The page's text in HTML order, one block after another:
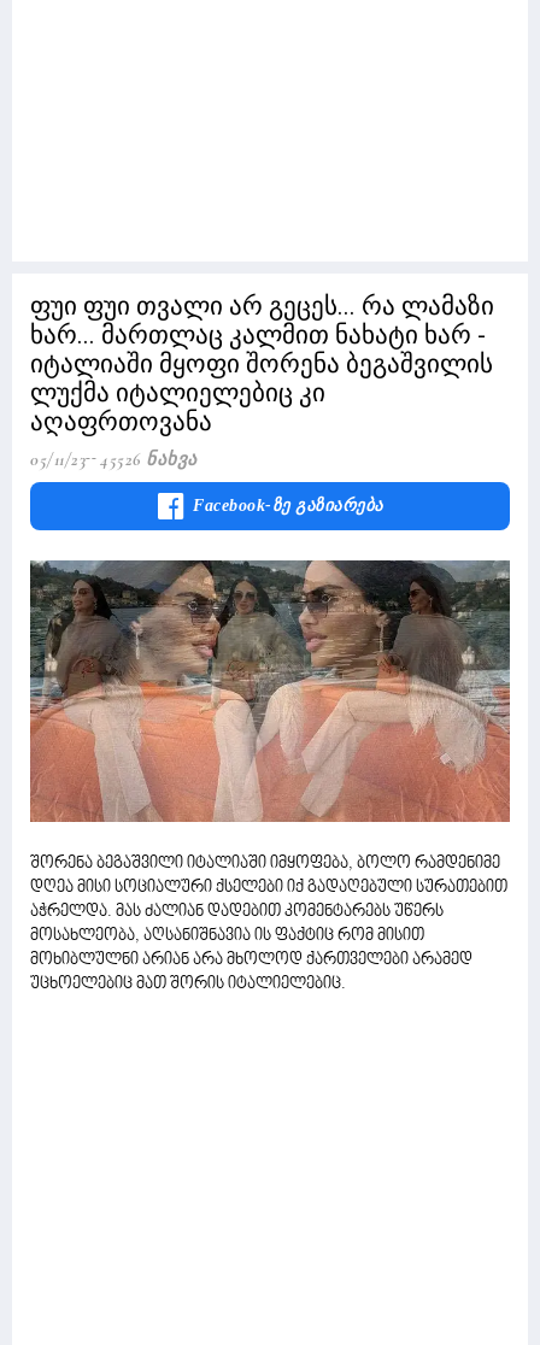
ფუი ფუი თვალი არ გეცეს... რა ლამაზი
ხარ... მართლაც კალმით ნახატი ხარ -
იტალიაში მყოფი შორენა ბეგაშვილის
ლუქმა იტალიელებიც კი
აღაფრთოვანა
05/11/23 45526 Ნახვა
Facebook-Ზე Გაზიარება
შორენა ბეგაშვილი იტალიაში იმყოფება, ბოლო რამდენიმე
დღეა მისი სოციალური ქსელები იქ გადაღებული სურათებით
აჭრელდა. მას ძალიან დადებით კომენტარებს უწერს
მოსახლეობა, აღსანიშნავია ის ფაქტიც რომ მისით
მოხიბლულნი არიან არა მხოლოდ ქართველები არამედ
უცხოელებიც მათ შორის იტალიელებიც.